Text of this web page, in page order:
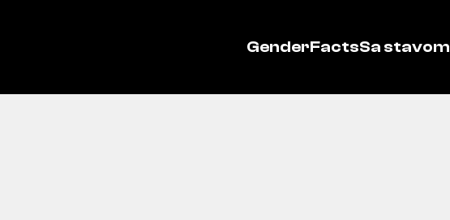
GenderFactsSa stavom